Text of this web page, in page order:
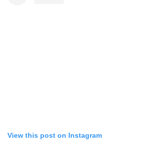
View this post on Instagram